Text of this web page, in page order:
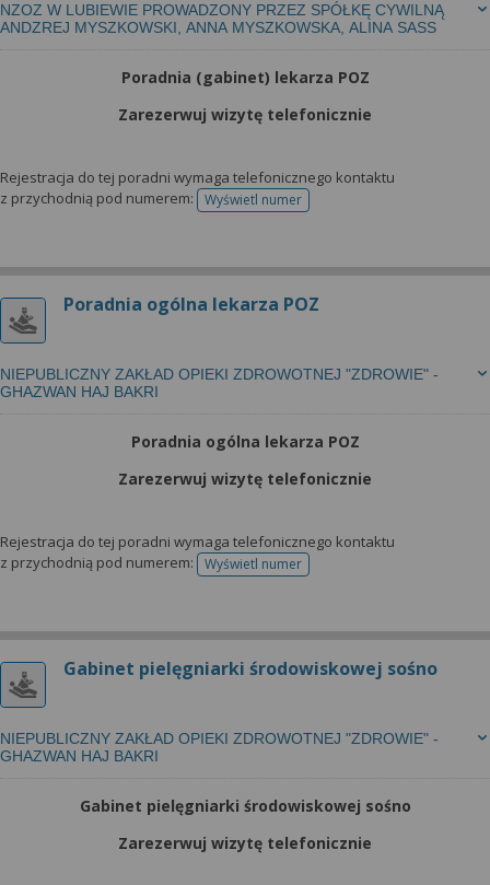
NZOZ W LUBIEWIE PROWADZONY PRZEZ SPÓŁKĘ CYWILNĄ
ANDZREJ MYSZKOWSKI, ANNA MYSZKOWSKA, ALINA SASS
Poradnia (gabinet) lekarza POZ
Zarezerwuj wizytę telefonicznie
Rejestracja do tej poradni wymaga telefonicznego kontaktu
z przychodnią pod numerem:
Wyświetl numertelefonu do rejestracji
Poradnia ogólna lekarza POZ
NIEPUBLICZNY ZAKŁAD OPIEKI ZDROWOTNEJ "ZDROWIE" -
GHAZWAN HAJ BAKRI
Poradnia ogólna lekarza POZ
Zarezerwuj wizytę telefonicznie
Rejestracja do tej poradni wymaga telefonicznego kontaktu
z przychodnią pod numerem:
Wyświetl numertelefonu do rejestracji
Gabinet pielęgniarki środowiskowej sośno
NIEPUBLICZNY ZAKŁAD OPIEKI ZDROWOTNEJ "ZDROWIE" -
GHAZWAN HAJ BAKRI
Gabinet pielęgniarki środowiskowej sośno
Zarezerwuj wizytę telefonicznie